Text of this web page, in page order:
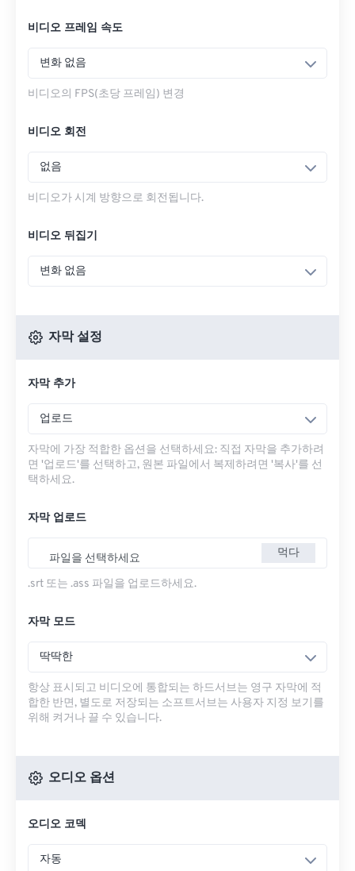
비디오 프레임 속도
변화 없음
비디오의 FPS(초당 프레임) 변경
비디오 회전
없음
비디오가 시계 방향으로 회전됩니다.
비디오 뒤집기
변화 없음
자막 설정
자막 추가
업로드
자막에 가장 적합한 옵션을 선택하세요: 직접 자막을 추가하려
면 '업로드'를 선택하고, 원본 파일에서 복제하려면 '복사'를 선
택하세요.
자막 업로드
파일을 선택하세요 먹다
.srt 또는 .ass 파일을 업로드하세요.
자막 모드
딱딱한
항상 표시되고 비디오에 통합되는 하드서브는 영구 자막에 적
합한 반면, 별도로 저장되는 소프트서브는 사용자 지정 보기를
위해 켜거나 끌 수 있습니다.
오디오 옵션
오디오 코덱
자동